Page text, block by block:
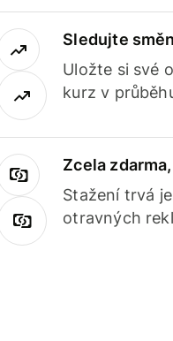
Sledujte
Uložte si své
kurz v
Zcela
Stažení trvá
otravných